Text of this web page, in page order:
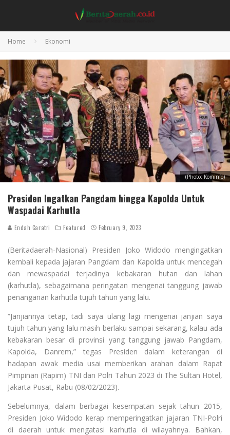
Home Ekonomi
(Photo: Kominfo)
Presiden Ingatkan Pangdam hingga Kapolda Untuk
Waspadai Karhutla
Endah Caratri Featured February 9, 2023
(Beritadaerah-Nasional) Presiden Joko Widodo mengingatkan
kembali kepada jajaran Pangdam dan Kapolda untuk mencegah
dan mewaspadai terjadinya kebakaran hutan dan lahan
(karhutla), sebagaimana peringatan mengenai tanggung jawab
penanganan karhutla tujuh tahun yang lalu.
“Janjiannya tetap, tadi saya ulang lagi mengenai janjian saya
tujuh tahun yang lalu masih berlaku sampai sekarang, kalau ada
kebakaran besar di provinsi yang tanggung jawab Pangdam,
Kapolda, Danrem,” tegas Presiden dalam keterangan di
hadapan awak media usai memberikan arahan dalam Rapat
Pimpinan (Rapim) TNI dan Polri Tahun 2023 di The Sultan Hotel,
Jakarta Pusat, Rabu (08/02/2023).
Sebelumnya, dalam berbagai kesempatan sejak tahun 2015,
Presiden Joko Widodo kerap memperingatkan jajaran TNI-Polri
di daerah untuk mengatasi karhutla di wilayahnya. Bahkan,